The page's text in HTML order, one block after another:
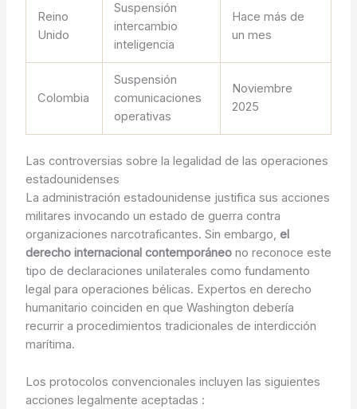
Reino
Unido
Suspensión
intercambio
inteligencia
Hace más de
un mes
Colombia
Suspensión
comunicaciones
operativas
Noviembre
2025
Las controversias sobre la legalidad de las operaciones
estadounidenses
La administración estadounidense justifica sus acciones
militares invocando un estado de guerra contra
organizaciones narcotraficantes. Sin embargo, el
derecho internacional contemporáneono reconoce este
tipo de declaraciones unilaterales como fundamento
legal para operaciones bélicas. Expertos en derecho
humanitario coinciden en que Washington debería
recurrir a procedimientos tradicionales de interdicción
marítima.
Los protocolos convencionales incluyen las siguientes
acciones legalmente aceptadas :